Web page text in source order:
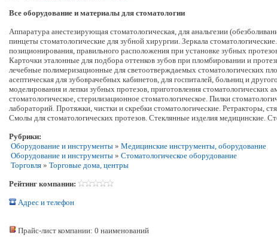
Все оборудование и материалы для стоматологии
Аппаратура анестезирующая стоматологическая, для анальгезии
пинцеты стоматологические для зубной хирургии. Зеркала
позиционирования, правильного расположения при установке зубных
Карточки эталонные для подбора оттенков зубов при пломбировании и
лечебные полимеризационные для светоотверждаемых стоматологических
асептическая для зубоврачебных кабинетов, для госпиталей, больниц и
моделирования и лепки зубных протезов, приготовления стоматологических
стоматологическое, стерилизационное стоматологическое. Пилки
лабораторий. Протяжки, чистки и скребки стоматологические. Ретракторы,
Смолы для стоматологических протезов. Стеклянные изделия медицинские.
Рубрики:
Оборудование и инструменты » Медицинские инструменты, оборудование
Оборудование и инструменты » Стоматологическое оборудование
Торговля » Торговые дома, центры
Рейтинг компании:
Адрес и телефон
Прайс-лист компании: 0 наименований